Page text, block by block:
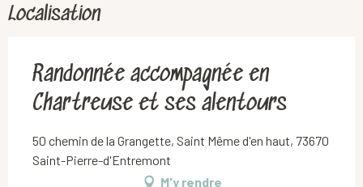
Localisation
Randonnée accompagnée en
Chartreuse et ses alentours
50 chemin de la Grangette, Saint Même d'en haut, 73670
Saint-Pierre-d'Entremont
M'y rendre